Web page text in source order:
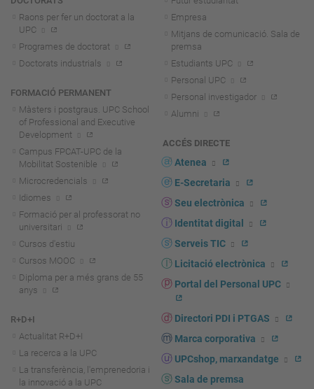
Raons per fer un doctorat a la
UPC
Programes de doctorat
Doctorats industrials
FORMACIÓ PERMANENT
Màsters i postgraus. UPC School
of Professional and Executive
Development
Campus FPCAT-UPC de la
Mobilitat Sostenible
Microcredencials
Idiomes
Formació per al professorat no
universitari
Cursos d'estiu
Cursos MOOC
Diploma per a més grans de 55
anys
R+D+I
Actualitat R+D+I
La recerca a la UPC
La transferència, l'emprenedoria i
la innovació a la UPC
Empresa
Mitjans de comunicació. Sala de
premsa
Estudiants UPC
Personal UPC
Personal investigador
Alumni
ACCÉS DIRECTE
Atenea
E-Secretaria
Seu electrònica
Identitat digital
Serveis TIC
Licitació electrònica
Portal del Personal UPC
Directori PDI i PTGAS
Marca corporativa
UPCshop, marxandatge
Sala de premsa